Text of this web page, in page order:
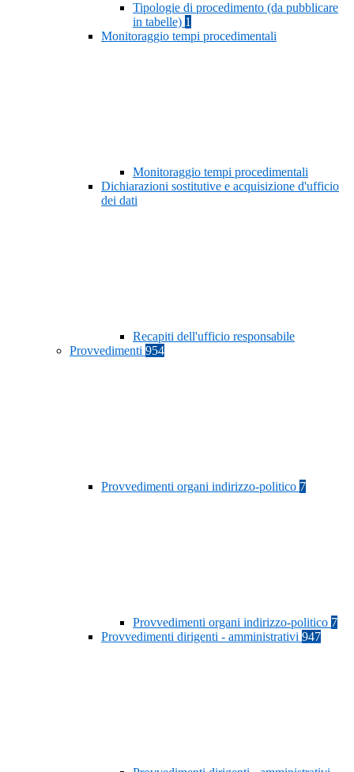
Tipologie di procedimento (da pubblicare
in tabelle) 1
Monitoraggio tempi procedimentali
Monitoraggio tempi procedimentali
Dichiarazioni sostitutive e acquisizione d'ufficio
dei dati
Recapiti dell'ufficio responsabile
Provvedimenti 954
Provvedimenti organi indirizzo-politico 7
Provvedimenti organi indirizzo-politico 7
Provvedimenti dirigenti - amministrativi 947